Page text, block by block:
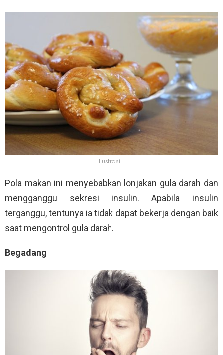
Ilustrasi
Pola makan ini menyebabkan lonjakan gula darah dan
mengganggu sekresi insulin. Apabila insulin
terganggu, tentunya ia tidak dapat bekerja dengan baik
saat mengontrol gula darah.
Begadang